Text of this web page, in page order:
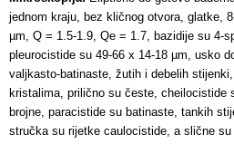
jednom kraju, bez kličnog otvora, glatke,
µm, Q = 1.5-1.9, Qe = 1.7, bazidije su 4-
pleurocistide su 49-66 x 14-18 µm, usko
valjkasto-batinaste, žutih i debelih
kristalima, prilično su česte, cheilocistide
brojne, paracistide su batinaste, tankih
stručka su rijetke caulocistide, a slične